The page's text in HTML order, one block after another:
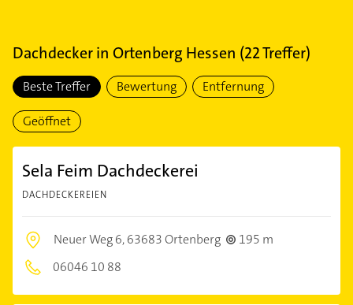
Dachdeckerin Ortenberg Hessen (22Treffer)
Beste Treffer Bewertung Entfernung
Geöffnet
Sela Feim Dachdeckerei
DACHDECKEREIEN
Neuer Weg 6,63683 Ortenberg
195 m
06046 10 88